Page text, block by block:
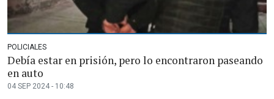
POLICIALES
Debía estar en prisión, pero lo encontraron paseando
en auto
04 SEP 2024 - 10:48